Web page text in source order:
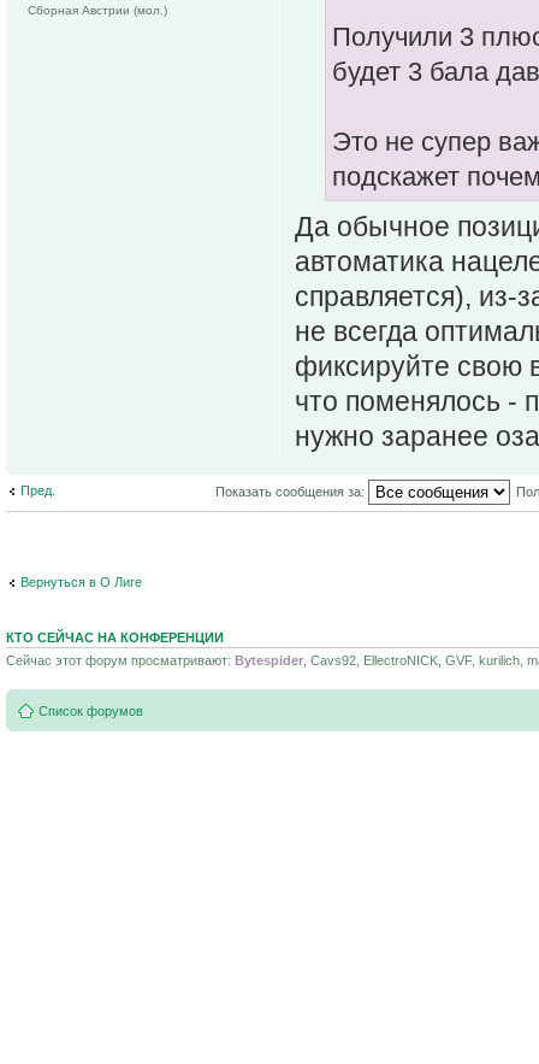
Получили 3
будет 3 бала
Это не супер
подскажет
Да обычное
автоматика
справляется), из-
не всегда
фиксируйте свою
что поменялось -
нужно заранее
Сборная Австрии (мол.)
Пред. Показать сообщения за:
Вернуться в О Лиге
КТО СЕЙЧАС НА КОНФЕРЕНЦИИ
Сейчас этот форум просматривают: Bytespider , Cavs92, EllectroNICK, GVF, kurilich,
Список форумов